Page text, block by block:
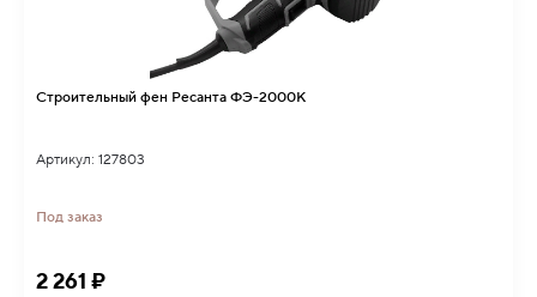
Строительный фен Ресанта ФЭ-2000К
Артикул: 127803
Под заказ
2 261 ₽